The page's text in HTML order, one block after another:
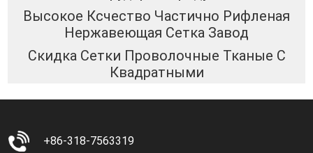
Высокое Ксчество Частично Рифленая
Нержавеющая Сетка Завод
Скидка Сетки Проволочные Тканые С
Квадратными
+86-318-7563319